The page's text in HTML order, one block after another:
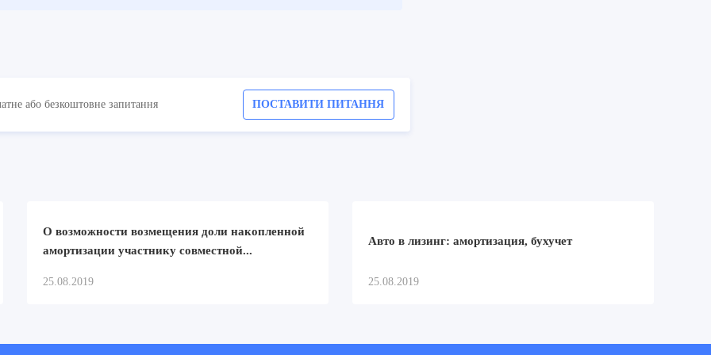
або безкоштовне запитання ПОСТАВИТИ ПИТАННЯ
О возможности возмещения доли накопленной
амортизации участнику совместной...
25.08.2019
Авто в лизинг: амортизация, бухучет
25.08.2019